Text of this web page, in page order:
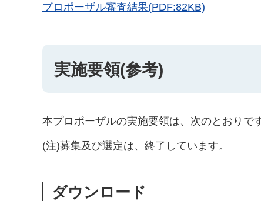
プロポーザル審査結果(PDF:82KB)
実施要領(参考)
本プロポーザルの実施要領は、次のとおりです
(注)募集及び選定は、終了しています。
ダウンロード